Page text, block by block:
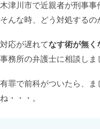
木津川市で近親者が刑事事
そんな時、どう対処するの
対応が遅れてなす術が無く
事務所の弁護士に相談しま
有罪で前科がついたら、
ね・・・。